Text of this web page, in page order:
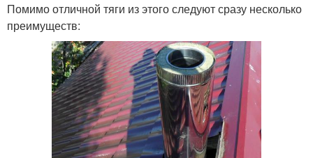
Помимо отличной тяги из этого следуют сразу несколько
преимуществ: